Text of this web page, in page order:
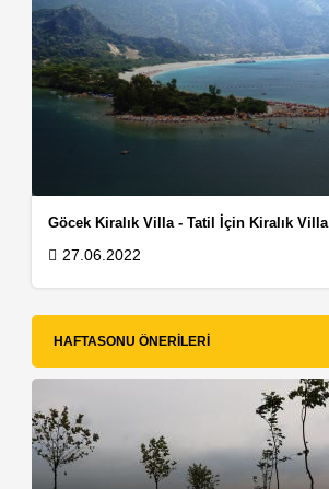
Göcek Kiralık Villa - Tatil İçin Kiralık Villa
27.06.2022
HAFTASONU ÖNERILERI